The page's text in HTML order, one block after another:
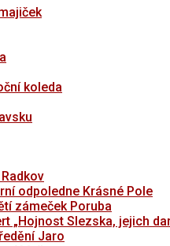
koleda
odpoledne Krásné Pole
zámeček Poruba
„Hojnost Slezska, jejich
Jaro